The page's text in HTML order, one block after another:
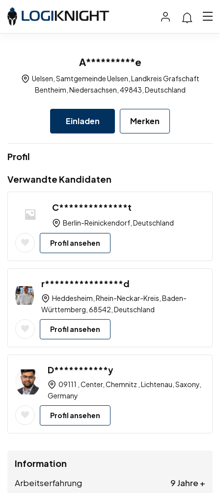
A**********e
Uelsen, Samtgemeinde Uelsen, Landkreis Grafschaft
Bentheim, Niedersachsen, 49843, Deutschland
Einladen Merken
Profil
Verwandte Kandidaten
C**************t
Berlin-Reinickendorf, Deutschland
Profil ansehen
r****************d
Heddesheim, Rhein-Neckar-Kreis, Baden-
Württemberg, 68542, Deutschland
Profil ansehen
D***********y
09111 , Center, Chemnitz , Lichtenau, Saxony,
Germany
Profil ansehen
Information
Arbeitserfahrung 9 Jahre +